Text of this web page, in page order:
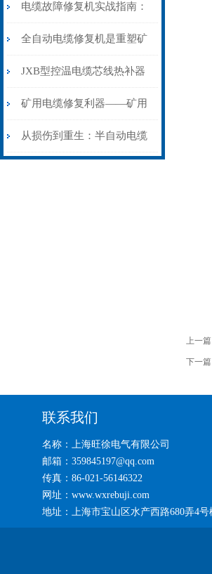
电缆故障修复机实战指南：
从“盲测”到“精确定点”的三
步作业法
全自动电缆修复机是重塑矿
山电力动脉的“智能外科医
生”
JXB型控温电缆芯线热补器
安装与接线：精准修复的工
艺基石
矿用电缆修复利器——矿用
电缆热补机智能控温，安全
从损伤到重生：半自动电缆
上一篇
下一篇
联系我们
名称：上海旺徐电气有限公司
邮箱：359845197@qq.com
传真：86-021-56146322
网址：www.wxrebuji.com
地址：上海市宝山区水产西路680弄4号